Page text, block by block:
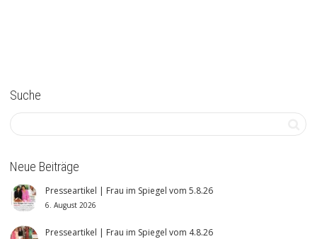
Suche
Neue Beiträge
Presseartikel | Frau im Spiegel vom 5.8.26
6. August 2026
Presseartikel | Frau im Spiegel vom 4.8.26